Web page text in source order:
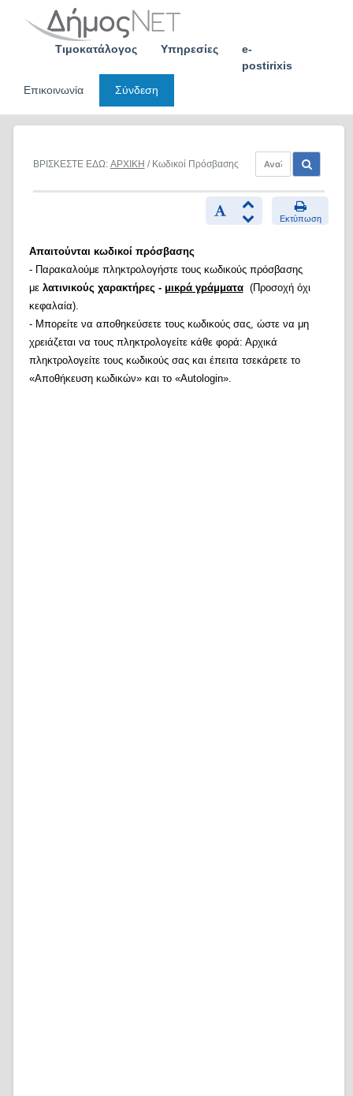
Τιμοκατάλογος Υπηρεσίες
e-
postirixis
Επικοινωνία
Σύνδεση
ΒΡΙΣΚΕΣΤΕ ΕΔΩ: ΑΡΧΙΚΗ / Κωδικοί Πρόσβασης
Εκτύπωση
Απαιτούνται κωδικοί πρόσβασης
- Παρακαλούμε πληκτρολογήστε τους κωδικούς πρόσβασης
με λατινικούς χαρακτήρες - μικρά γράμματα(Προσοχή όχι
κεφαλαία).
- Μπορείτε να αποθηκεύσετε τους κωδικούς σας, ώστε να μη
χρειάζεται να τους πληκτρολογείτε κάθε φορά: Αρχικά
πληκτρολογείτε τους κωδικούς σας και έπειτα τσεκάρετε το
«Αποθήκευση κωδικών» και το «Autologin».